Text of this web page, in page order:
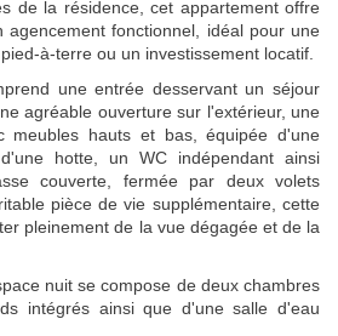
de la résidence, cet appartement offre
agencement fonctionnel, idéal pour une
à-terre ou un investissement locatif.
une entrée desservant un séjour
agréable ouverture sur l'extérieur, une
meubles hauts et bas, équipée d'une
hotte, un WC indépendant ainsi
couverte, fermée par deux volets
pièce de vie supplémentaire, cette
pleinement de la vue dégagée et de la
nuit se compose de deux chambres
intégrés ainsi que d'une salle d'eau